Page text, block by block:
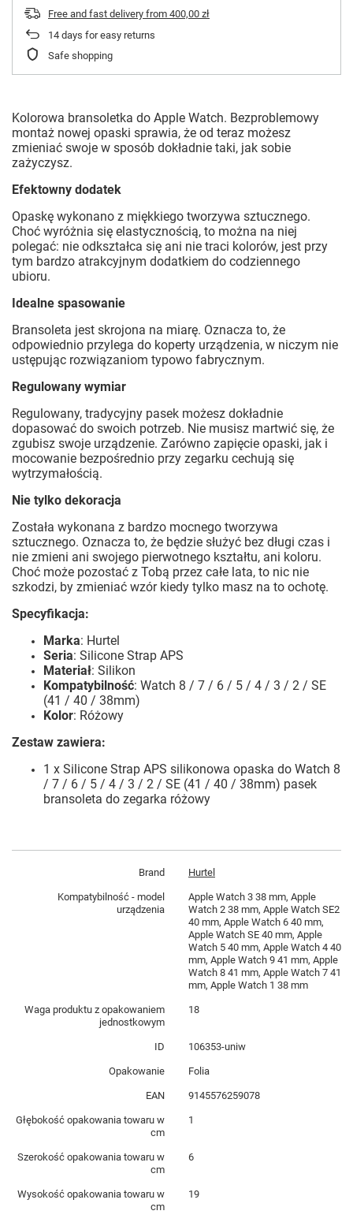
Free and fast delivery from 400,00 zł
14 days for easy returns
Safe shopping
Kolorowa bransoletka do Apple Watch. Bezproblemowy
montaż nowej opaski sprawia, że od teraz możesz
zmieniać swoje w sposób dokładnie taki, jak sobie
zażyczysz.
Efektowny dodatek
Opaskę wykonano z miękkiego tworzywa sztucznego.
Choć wyróżnia się elastycznością, to można na niej
polegać: nie odkształca się ani nie traci kolorów, jest przy
tym bardzo atrakcyjnym dodatkiem do codziennego
ubioru.
Idealne spasowanie
Bransoleta jest skrojona na miarę. Oznacza to, że
odpowiednio przylega do koperty urządzenia, w niczym nie
ustępując rozwiązaniom typowo fabrycznym.
Regulowany wymiar
Regulowany, tradycyjny pasek możesz dokładnie
dopasować do swoich potrzeb. Nie musisz martwić się, że
zgubisz swoje urządzenie. Zarówno zapięcie opaski, jak i
mocowanie bezpośrednio przy zegarku cechują się
wytrzymałością.
Nie tylko dekoracja
Została wykonana z bardzo mocnego tworzywa
sztucznego. Oznacza to, że będzie służyć bez długi czas i
nie zmieni ani swojego pierwotnego kształtu, ani koloru.
Choć może pozostać z Tobą przez całe lata, to nic nie
szkodzi, by zmieniać wzór kiedy tylko masz na to ochotę.
Specyfikacja:
Marka: Hurtel
Seria: Silicone Strap APS
Materiał: Silikon
Kompatybilność: Watch 8 / 7 / 6 / 5 / 4 / 3 / 2 / SE
(41 / 40 / 38mm)
Kolor: Różowy
Zestaw zawiera:
1 x Silicone Strap APS silikonowa opaska do Watch 8
/ 7 / 6 / 5 / 4 / 3 / 2 / SE (41 / 40 / 38mm) pasek
bransoleta do zegarka różowy
Brand Hurtel
Kompatybilność - model
urządzenia
Apple Watch 3 38 mm, Apple
Watch 2 38 mm, Apple Watch SE2
40 mm, Apple Watch 6 40 mm,
Apple Watch SE 40 mm, Apple
Watch 5 40 mm, Apple Watch 4 40
mm, Apple Watch 9 41 mm, Apple
Watch 8 41 mm, Apple Watch 7 41
mm, Apple Watch 1 38 mm
Waga produktu z opakowaniem
jednostkowym
18
ID 106353-uniw
Opakowanie Folia
EAN 9145576259078
Głębokość opakowania towaru w
cm
1
Szerokość opakowania towaru w
cm
6
Wysokość opakowania towaru w
cm
19